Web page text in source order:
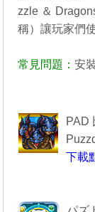
zzle ＆
稱）讓玩家們
常見問題：安
PAD
下載